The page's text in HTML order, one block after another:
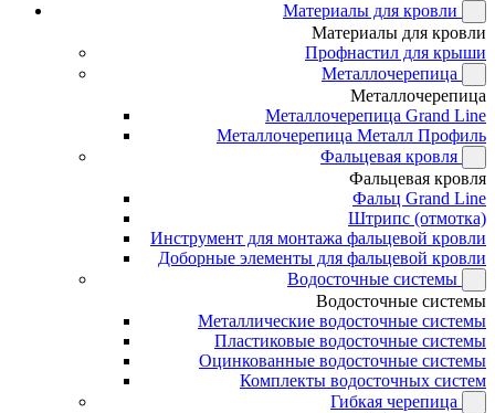
Материалы для кровли
Материалы для кровли
Профнастил для крыши
Металлочерепица
Металлочерепица
Металлочерепица Grand Line
Металлочерепица Металл Профиль
Фальцевая кровля
Фальцевая кровля
Фальц Grand Line
Штрипс (отмотка)
Инструмент для монтажа фальцевой кровли
Доборные элементы для фальцевой кровли
Водосточные системы
Водосточные системы
Металлические водосточные системы
Пластиковые водосточные системы
Оцинкованные водосточные системы
Комплекты водосточных систем
Гибкая черепица